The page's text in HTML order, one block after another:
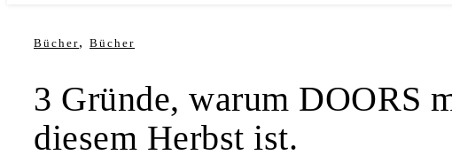
Bücher, Bücher
3 Gründe, warum DOORS
diesem Herbst ist.